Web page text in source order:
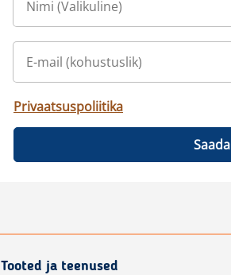
Privaatsuspoliitika
Saada
Tooted ja teenused